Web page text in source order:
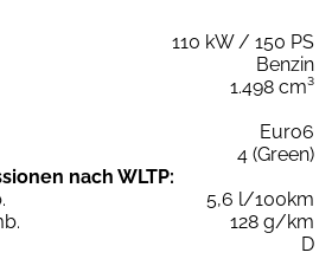
110 kW / 150 PS
Benzin
1.498 cm³
Euro6
4 (Green)
nach WLTP:
5,6 l/100km
128 g/km
D